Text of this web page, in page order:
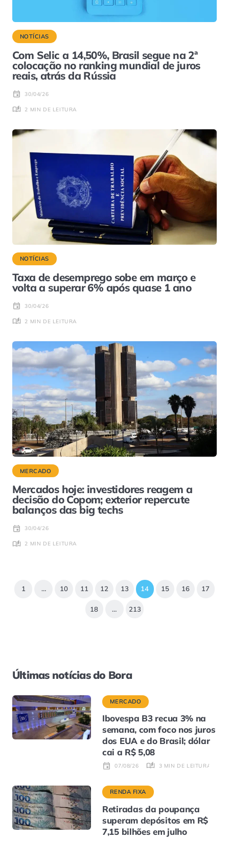
NOTÍCIAS
Com Selic a 14,50%, Brasil segue na 2ª
colocação no ranking mundial de juros
reais, atrás da Rússia
30/04/26
2 MIN DE LEITURA
NOTÍCIAS
Taxa de desemprego sobe em março e
volta a superar 6% após quase 1 ano
30/04/26
2 MIN DE LEITURA
MERCADO
Mercados hoje: investidores reagem a
decisão do Copom; exterior repercute
balanços das big techs
30/04/26
2 MIN DE LEITURA
1 … 10 11 12 13 14 15 16 17
18 … 213
Últimas notícias do Bora
MERCADO
Ibovespa B3 recua 3% na
semana, com foco nos juros
dos EUA e do Brasil; dólar
cai a R$ 5,08
07/08/26 3 MIN DE LEITURA
RENDA FIXA
Retiradas da poupança
superam depósitos em R$
7,15 bilhões em julho